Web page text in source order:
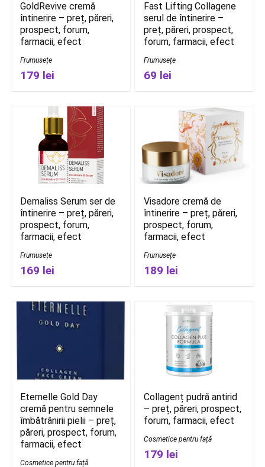
GoldRevive cremă
întinerire – preț, păreri,
prospect, forum,
farmacii, efect
Frumusețe
179 lei
Fast Lifting Collagene
serul de întinerire –
preț, păreri, prospect,
forum, farmacii, efect
Frumusețe
69 lei
Demaliss Serum ser de
întinerire – preț, păreri,
prospect, forum,
farmacii, efect
Frumusețe
169 lei
Visadore cremă de
întinerire – preț, păreri,
prospect, forum,
farmacii, efect
Frumusețe
189 lei
Eternelle Gold Day
cremă pentru semnele
îmbătrânirii pielii – preț,
păreri, prospect, forum,
farmacii, efect
Cosmetice pentru față
Collagenț pudră antirid
– preț, păreri, prospect,
forum, farmacii, efect
Cosmetice pentru față
179 lei